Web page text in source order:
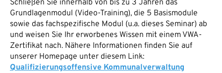
Schließen Sie innerhalb von bis zu 3 Jahren das
Grundlagenmodul (Video-Training), die 5 Basismodule
sowie das fachspezifische Modul (u.a. dieses Seminar) ab
und weisen Sie Ihr erworbenes Wissen mit einem VWA-
Zertifikat nach. Nähere Informationen finden Sie auf
unserer Homepage unter diesem Link:
Qualifizierungsoffensive Kommunalverwaltung